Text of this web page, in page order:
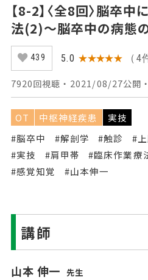
【8-2】〈全8回〉脳卒
法(2)～脳卒中の病態
ついて（後編）～
439 5.0 ★★★★★ （4
7920回視聴 ・ 2021/08/27公開
OT 中枢神経疾患
実技
#脳卒中
#解剖学 #触診 #
#実技
#肩甲帯 #臨床作業療
#感覚知覚
#山本伸一
講師
山本 伸一 先生